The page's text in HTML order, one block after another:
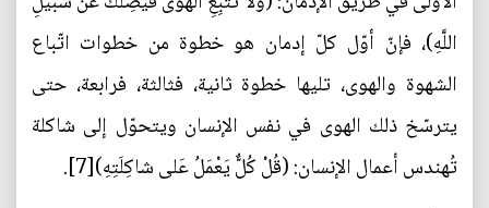
اللَّهِ)، فإنّ أوّل كلّ إدمان هو خطوة من خطوات اتّباع
الشهوة والهوى، تليها خطوة ثانية، فثالثة، فرابعة، حتى
يترسّخ ذلك الهوى في نفس الإنسان ويتحوّل إلى شاكلة
تُهندس أعمال الإنسان: (قُلْ كُلٌّ يَعْمَلُ عَلى‏ شاكِلَتِهِ)[7].